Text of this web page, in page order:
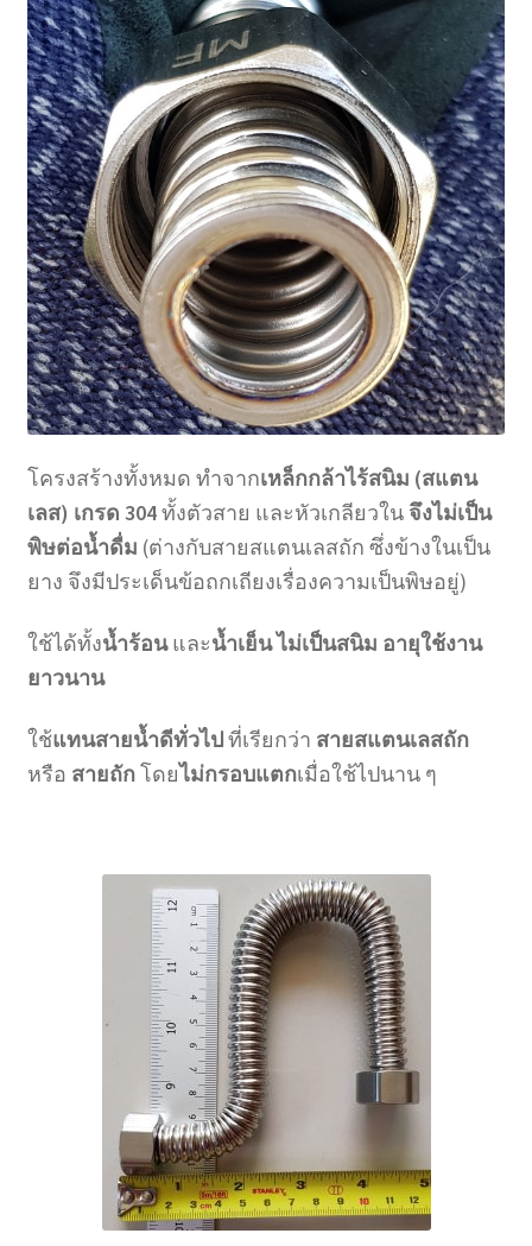
โครงสร้างทั้งหมด ทำจากเหล็กกล้าไร้สนิม (สแตน
เลส) เกรด 304ทั้งตัวสาย และหัวเกลียวใน จึงไม่เป็น
พิษต่อน้ำดื่ม (ต่างกับสายสแตนเลสถัก ซึ่งข้างในเป็น
ยาง จึงมีประเด็นข้อถกเถียงเรื่องความเป็นพิษอยู่)
ใช้ได้ทั้งน้ำร้อนและน้ำเย็น ไม่เป็นสนิม อายุใช้งาน
ยาวนาน
ใช้แทนสายน้ำดีทั่วไปที่เรียกว่า สายสแตนเลสถัก
หรือ สายถักโดยไม่กรอบแตกเมื่อใช้ไปนาน ๆ